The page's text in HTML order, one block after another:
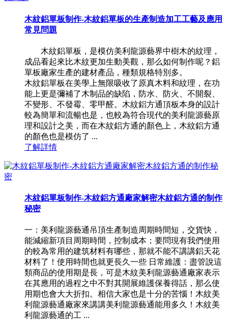
木紋鋁單板制作-木紋鋁單板的生產制造加工工藝及應用
常見問題
木紋鋁單板，是模仿美利龍源藝界中樹木的紋理，
成品看起來比木紋更加生動美觀，那么如何制作呢？鋁
單板廠家生產的建材產品，種類規格特別多。
木紋鋁單板在美學上無限吸收了原真木料和紋理，在功
能上更是彌補了木制品的缺陷，防水、防火、不開裂、
不變形、不發霉、零甲醛。木紋鋁方通頂板本身的設計
較為簡單和流暢也是，也較為符合現代的美利龍源藝原
理和設計之美，而在木紋鋁方通的顏色上，木紋鋁方通
的顏色也是模仿了 ...
了解詳情
木紋鋁單板制作-木紋鋁方通廠家解密木紋鋁方通的制作
秘密
一：美利龍源藝通吊頂生產制造周期時間短，交貨快，
能減縮新項目周期時間，控制成本；要問現有我們使用
的較為常用的建筑材料有哪些，那就不能不講講鋁天花
材料了！使用時間也就更長久一些 日常維護：盡管說這
類商品的使用期是長，可是木紋美利龍源藝通廠家表示
在其應用的過程之中不對其開展維護保養得話，那么使
用期也會大大折扣。相信大家也是十分的苦惱！木紋美
利龍源藝通廠家來講講美利龍源藝通能用多久！木紋美
利龍源藝通的工 ...